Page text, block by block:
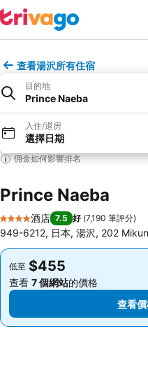
查看湯沢所有住宿
目的地
Prince Naeba
入住/退房
選擇日期
佣金如何影響排名
Prince Naeba
4 星級
酒店 7.5 好 (7,190 筆評分)
949-6212, 日本, 湯沢, 202
低至 $455
查看 7 個網站的價格
查
低至 $455
查看 7 個網站的價格
查看